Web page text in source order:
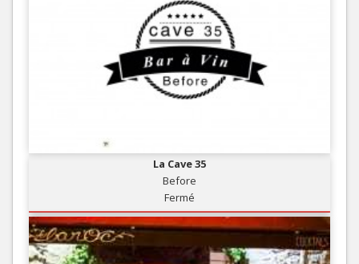
La Cave 35
Before
Fermé